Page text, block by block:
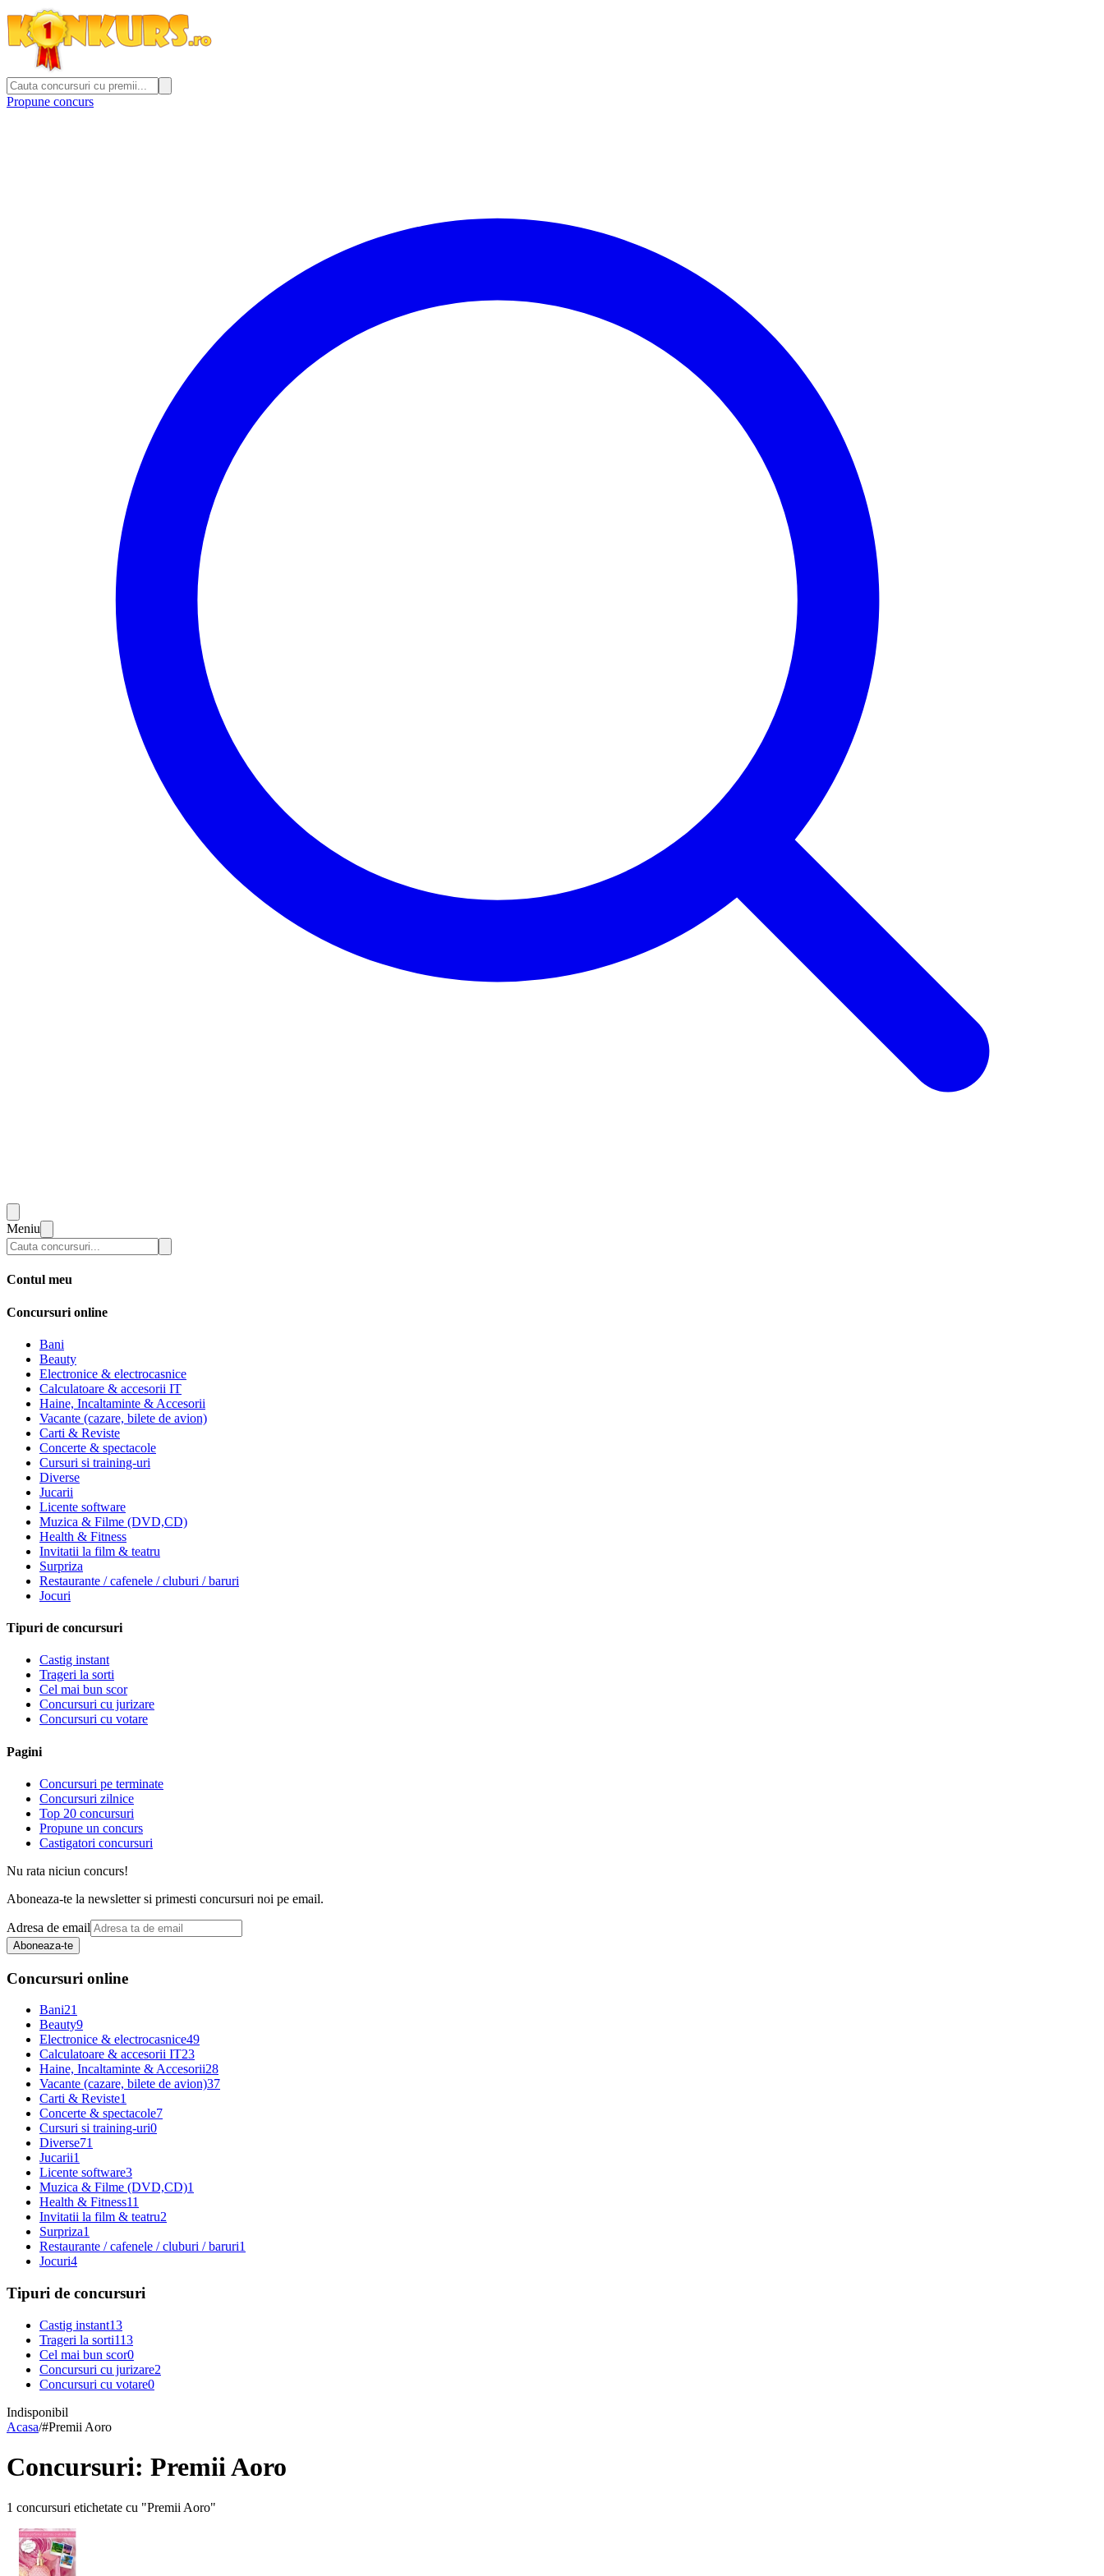
Propune concurs
Meniu
Contul meu
Concursuri online
Bani
Beauty
Electronice & electrocasnice
Calculatoare & accesorii IT
Haine, Incaltaminte & Accesorii
Vacante (cazare, bilete de avion)
Carti & Reviste
Concerte & spectacole
Cursuri si training-uri
Diverse
Jucarii
Licente software
Muzica & Filme (DVD,CD)
Health & Fitness
Invitatii la film & teatru
Surpriza
Restaurante / cafenele / cluburi / baruri
Jocuri
Tipuri de concursuri
Castig instant
Trageri la sorti
Cel mai bun scor
Concursuri cu jurizare
Concursuri cu votare
Pagini
Concursuri pe terminate
Concursuri zilnice
Top 20 concursuri
Propune un concurs
Castigatori concursuri
Nu rata niciun concurs!
Aboneaza-te la newsletter si primesti concursuri noi pe email.
Adresa de email
Aboneaza-te
Concursuri online
Bani21
Beauty9
Electronice & electrocasnice49
Calculatoare & accesorii IT23
Haine, Incaltaminte & Accesorii28
Vacante (cazare, bilete de avion)37
Carti & Reviste1
Concerte & spectacole7
Cursuri si training-uri0
Diverse71
Jucarii1
Licente software3
Muzica & Filme (DVD,CD)1
Health & Fitness11
Invitatii la film & teatru2
Surpriza1
Restaurante / cafenele / cluburi / baruri1
Jocuri4
Tipuri de concursuri
Castig instant13
Trageri la sorti113
Cel mai bun scor0
Concursuri cu jurizare2
Concursuri cu votare0
Indisponibil
Acasa/#Premii Aoro
Concursuri: Premii Aoro
1 concursuri etichetate cu "Premii Aoro"